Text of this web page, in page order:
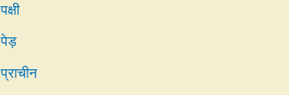
पक्षी
पेड़
प्राचीन